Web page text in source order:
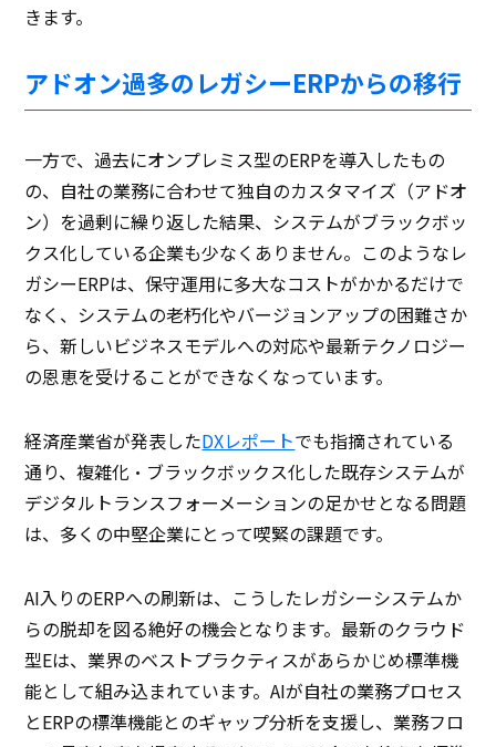
きます。
アドオン過多のレガシーERPからの移行
一方で、過去にオンプレミス型のERPを導入したもの
の、自社の業務に合わせて独自のカスタマイズ（アドオ
ン）を過剰に繰り返した結果、システムがブラックボッ
クス化している企業も少なくありません。このようなレ
ガシーERPは、保守運用に多大なコストがかかるだけで
なく、システムの老朽化やバージョンアップの困難さか
ら、新しいビジネスモデルへの対応や最新テクノロジー
の恩恵を受けることができなくなっています。
経済産業省が発表したDXレポートでも指摘されている
通り、複雑化・ブラックボックス化した既存システムが
デジタルトランスフォーメーションの足かせとなる問題
は、多くの中堅企業にとって喫緊の課題です。
AI入りのERPへの刷新は、こうしたレガシーシステムか
らの脱却を図る絶好の機会となります。最新のクラウド
型Eは、業界のベストプラクティスがあらかじめ標準機
能として組み込まれています。AIが自社の業務プロセス
とERPの標準機能とのギャップ分析を支援し、業務フロ